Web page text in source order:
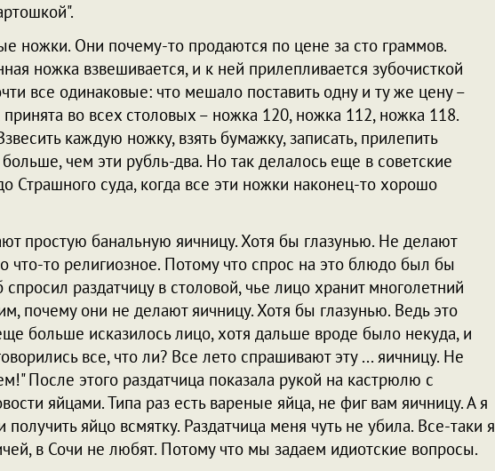
ножки. Они почему-то продаются по цене за сто граммов.
ножка взвешивается, и к ней прилепливается зубочисткой
все одинаковые: что мешало поставить одну и ту же цену –
во всех столовых – ножка 120, ножка 112, ножка 118.
каждую ножку, взять бумажку, записать, прилепить
больше, чем эти рубль-два. Но так делалось еще в советские
Страшного суда, когда все эти ножки наконец-то хорошо
простую банальную яичницу. Хотя бы глазунью. Не делают
что-то религиозное. Потому что спрос на это блюдо был бы
раздатчицу в столовой, чье лицо хранит многолетний
почему они не делают яичницу. Хотя бы глазунью. Ведь это
больше исказилось лицо, хотя дальше вроде было некуда, и
все, что ли? Все лето спрашивают эту ... яичницу. Не
После этого раздатчица показала рукой на кастрюлю с
яйцами. Типа раз есть вареные яйца, не фиг вам яичницу. А я
яйцо всмятку. Раздатчица меня чуть не убила. Все-таки я
в Сочи не любят. Потому что мы задаем идиотские вопросы.